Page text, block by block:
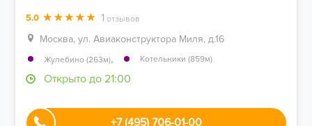
5.0 1 отзывов
Москва, ул. Авиаконструктора Миля, д.16
Жулебино (263м), Котельники (859м)
Открыто до 21:00
+7 (495) 706-01-00